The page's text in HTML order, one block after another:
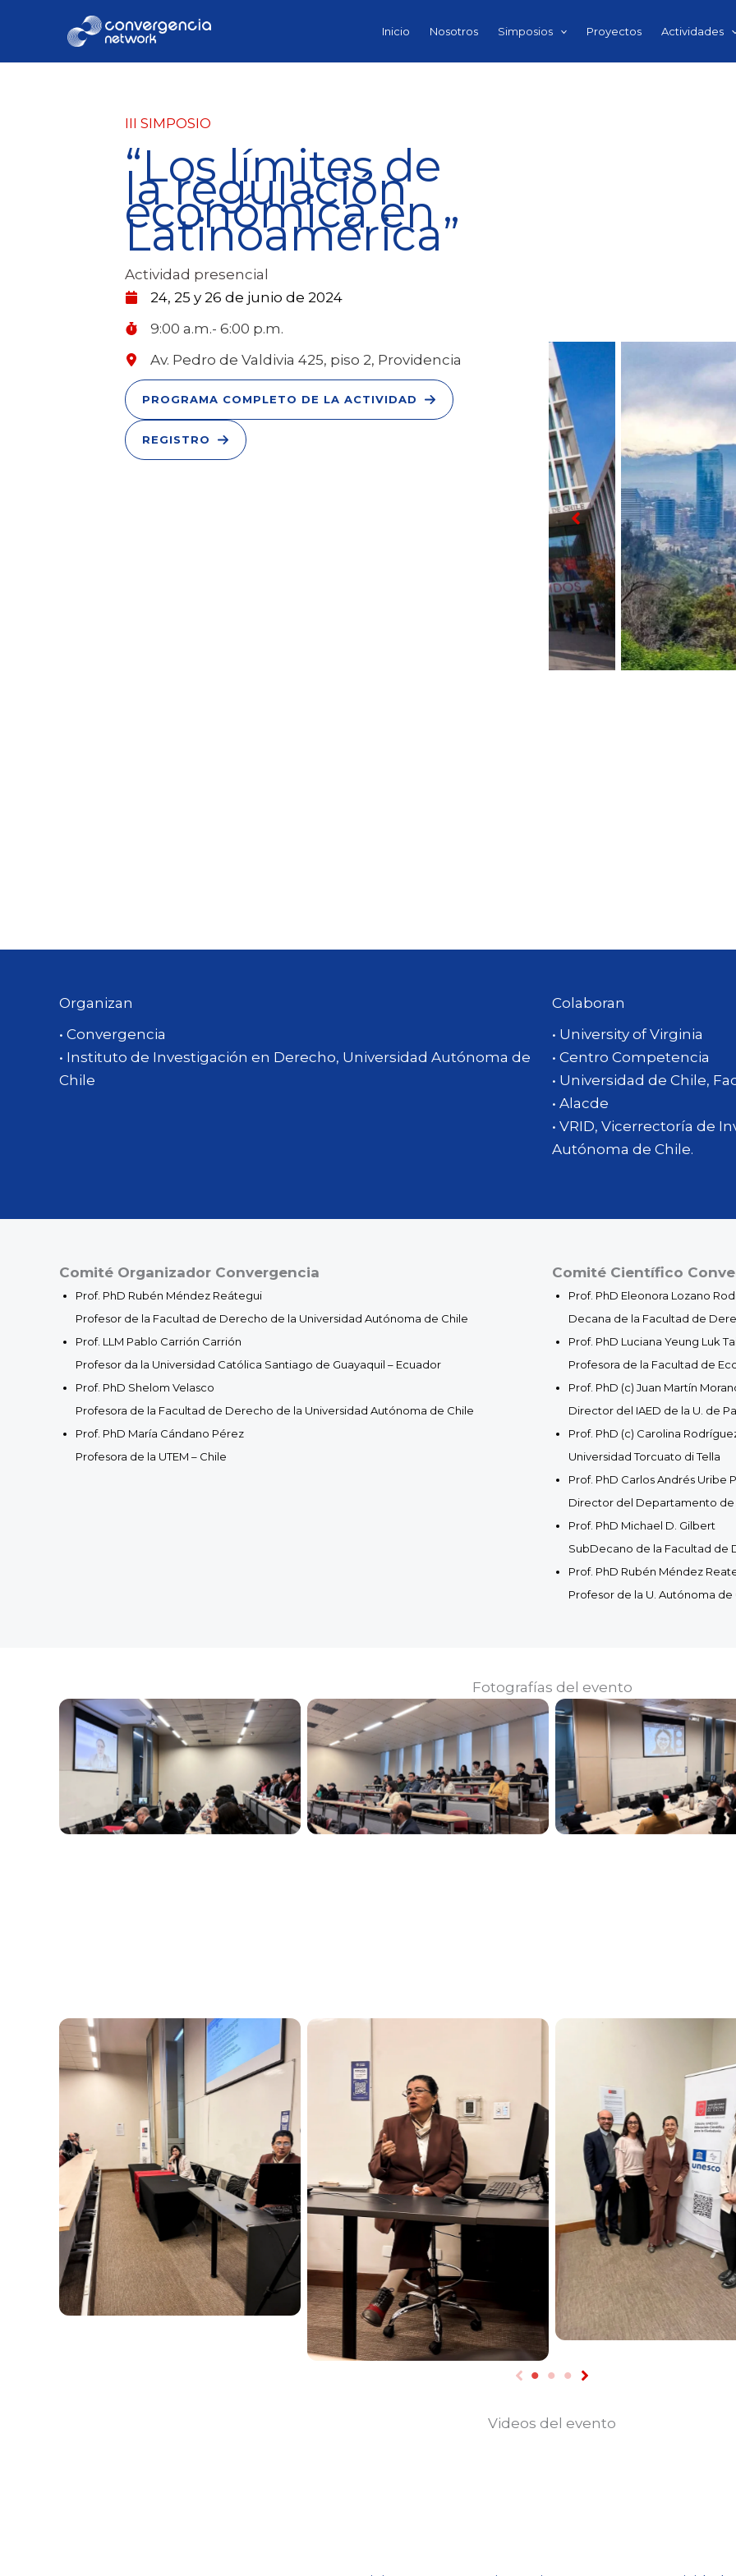
Inicio Nosotros Simposios Proyectos Actividades
III SIMPOSIO
“Los límites de
la regulación
económica en
Latinoamérica”
Actividad presencial
24, 25 y 26 de junio de 2024
9:00 a.m.- 6:00 p.m.
Av. Pedro de Valdivia 425, piso 2, Providencia
PROGRAMA COMPLETO DE LA ACTIVIDAD
REGISTRO
Organizan
• Convergencia
• Instituto de Investigación en Derecho, Universidad Autónoma de
Chile
Colaboran
• University of Virginia
• Centro Competencia
• Universidad de Chile,
• Alacde
• VRID, Vicerrectoría de
Autónoma de Chile.
Comité Organizador Convergencia
Prof. PhD Rubén Méndez Reátegui
Profesor de la Facultad de Derecho de la Universidad Autónoma de Chile
Prof. LLM Pablo Carrión Carrión
Profesor da la Universidad Católica Santiago de Guayaquil – Ecuador
Prof. PhD Shelom Velasco
Profesora de la Facultad de Derecho de la Universidad Autónoma de Chile
Prof. PhD María Cándano Pérez
Profesora de la UTEM – Chile
Comité Científico
Prof. PhD Eleonora Lozano
Decana de la Facultad de
Prof. PhD Luciana Yeung Luk
Profesora de la Facultad de
Prof. PhD (c) Juan Martín
Director del IAED de la U. de
Prof. PhD (c) Carolina
Universidad Torcuato di Tella
Prof. PhD Carlos Andrés Uribe
Director del Departamento de
Prof. PhD Michael D. Gilbert
SubDecano de la Facultad de
Prof. PhD Rubén Méndez
Profesor de la U. Autónoma de
Fotografías del evento
Videos del evento